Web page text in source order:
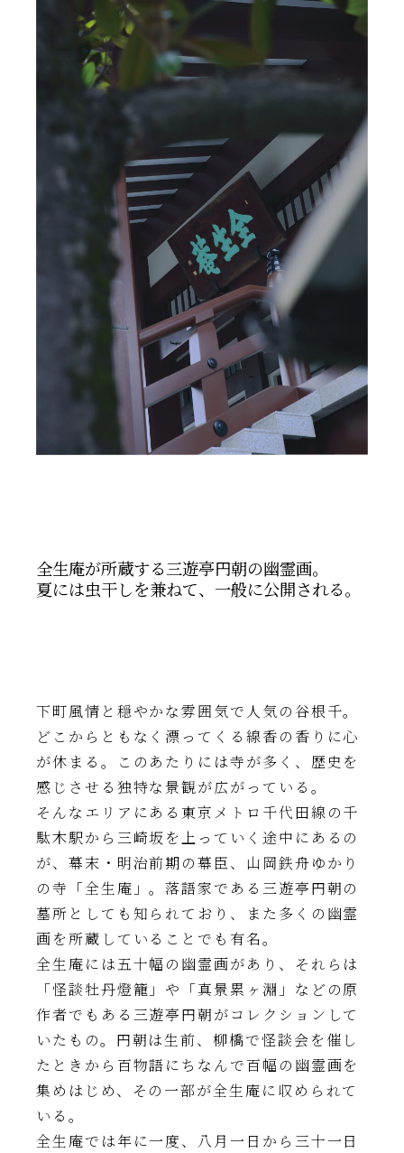
全生庵が所蔵する三遊亭円朝の幽霊画。
夏には虫干しを兼ねて、一般に公開される。
下町風情と穏やかな雰囲気で人気の谷根千。
どこからともなく漂ってくる線香の香りに心
が休まる。このあたりには寺が多く、歴史を
感じさせる独特な景観が広がっている。
そんなエリアにある東京メトロ千代田線の千
駄木駅から三崎坂を上っていく途中にあるの
が、幕末・明治前期の幕臣、山岡鉄舟ゆかり
の寺「全生庵」。落語家である三遊亭円朝の
墓所としても知られており、また多くの幽霊
画を所蔵していることでも有名。
全生庵には五十幅の幽霊画があり、それらは
「怪談牡丹燈籠」や「真景累ヶ淵」などの原
作者でもある三遊亭円朝がコレクションして
いたもの。円朝は生前、柳橋で怪談会を催し
たときから百物語にちなんで百幅の幽霊画を
集めはじめ、その一部が全生庵に収められて
いる。
全生庵では年に一度、八月一日から三十一日